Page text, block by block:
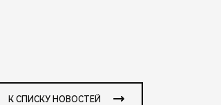
К СПИСКУ НОВОСТЕЙ